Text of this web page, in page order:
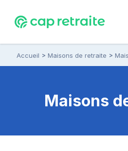
Accueil Maisons de retraite
Maisons